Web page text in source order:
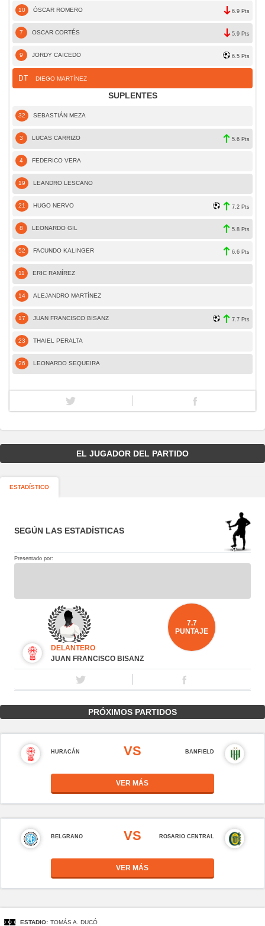
10 ÓSCAR ROMERO 6.9 Pts
7 OSCAR CORTÉS 5.9 Pts
9 JORDY CAICEDO 6.5 Pts
DT DIEGO MARTÍNEZ
SUPLENTES
32 SEBASTIÁN MEZA
3 LUCAS CARRIZO 5.6 Pts
4 FEDERICO VERA
19 LEANDRO LESCANO
21 HUGO NERVO 7.2 Pts
8 LEONARDO GIL 5.8 Pts
52 FACUNDO KALINGER 6.6 Pts
11 ERIC RAMÍREZ
14 ALEJANDRO MARTÍNEZ
17 JUAN FRANCISCO BISANZ 7.7 Pts
23 THAIEL PERALTA
26 LEONARDO SEQUEIRA
EL JUGADOR DEL PARTIDO
ESTADÍSTICO
SEGÚN LAS ESTADÍSTICAS
Presentado por:
DELANTERO
JUAN FRANCISCO BISANZ
7.7
PUNTAJE
PRÓXIMOS PARTIDOS
HURACÁN VS BANFIELD
VER MÁS
BELGRANO VS ROSARIO CENTRAL
VER MÁS
ESTADIO: TOMÁS A. DUCÓ